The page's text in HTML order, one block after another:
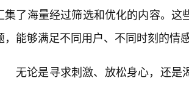
集了海量经过筛选和优化的内容。
，能够满足不同用户、不同时刻的情
无论是寻求刺激、放松身心，还